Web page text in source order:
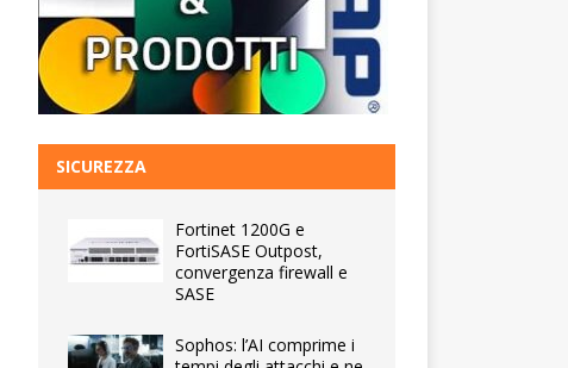
SICUREZZA
Fortinet 1200G e
FortiSASE Outpost,
convergenza firewall e
SASE
Sophos: l’AI comprime i